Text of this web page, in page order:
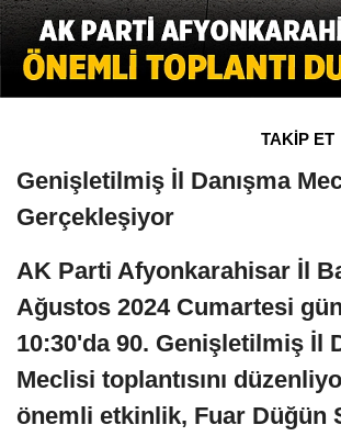
TAKİP ET
Genişletilmiş İl Danışma
Gerçekleşiyor
AK Parti Afyonkarahisar İl
Ağustos 2024 Cumartesi
10:30'da 90. Genişletilmiş İl
Meclisi toplantısını
önemli etkinlik, Fuar Düğün